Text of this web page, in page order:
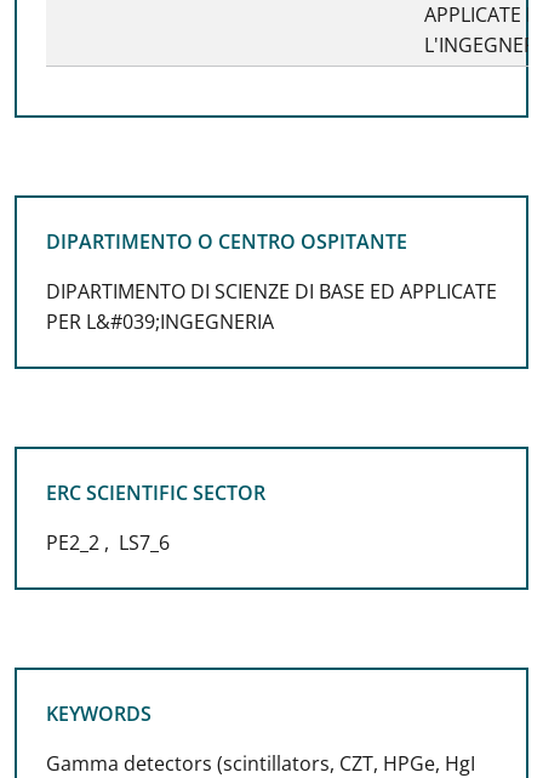
APPLICATE
DIPARTIMENTO O CENTRO OSPITANTE
DIPARTIMENTO O CENTRO OSPITANTE
DIPARTIMENTO DI SCIENZE DI BASE ED APPLICATE
PER L&#039;INGEGNERIA
ERC SCIENTIFIC SECTOR
ERC SCIENTIFIC SECTOR
PE2_2 , LS7_6
KEYWORDS
KEYWORDS
Gamma detectors (scintillators, CZT, HPGe, HgI